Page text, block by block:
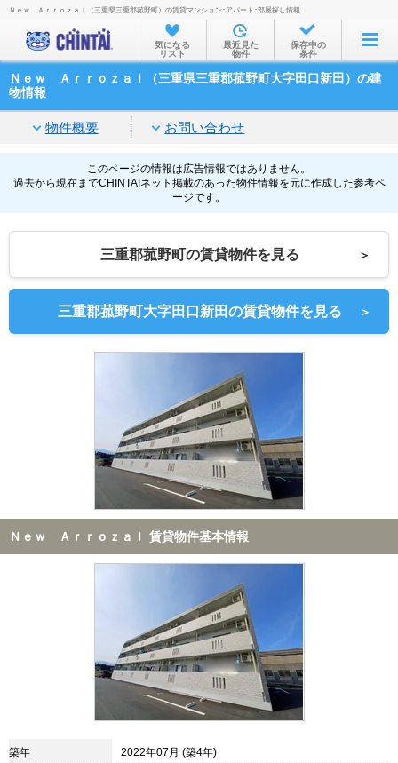
お部屋を探す
沿線・駅から
家賃相場から
物件特集から
TOP
Ｎｅｗ Ａｒｒｏｚａｌ（三重県三重郡菰野町）の賃貸マンション･アパート･部屋探し情報
気になる
リスト
最近見た
物件
保存中の
条件
Ｎｅｗ Ａｒｒｏｚａｌ（三重県三重郡菰野町大字田口新田）の建
物情報
物件概要 お問い合わせ
このページの情報は広告情報ではありません。
過去から現在までCHINTAIネット掲載のあった物件情報を元に作成した参考ペ
ージです。
三重郡菰野町の賃貸物件を見る ＞
三重郡菰野町大字田口新田の賃貸物件を見る ＞
Ｎｅｗ Ａｒｒｏｚａｌ 賃貸物件基本情報
築年 2022年07月 (築4年)